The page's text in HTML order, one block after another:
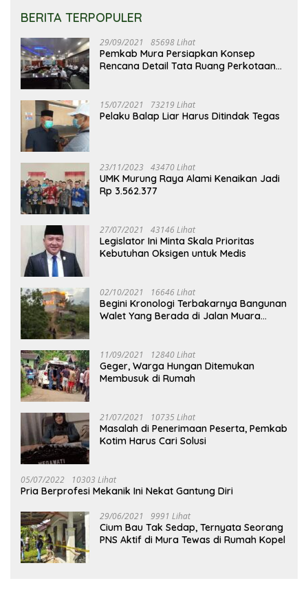
BERITA TERPOPULER
29/09/2021 85698 Lihat
Pemkab Mura Persiapkan Konsep
Rencana Detail Tata Ruang Perkotaan
15/07/2021 73219 Lihat
Pelaku Balap Liar Harus Ditindak Tegas
23/11/2023 43470 Lihat
UMK Murung Raya Alami Kenaikan Jadi
Rp 3.562.377
27/07/2021 43146 Lihat
Legislator Ini Minta Skala Prioritas
Kebutuhan Oksigen untuk Medis
02/10/2021 16646 Lihat
Begini Kronologi Terbakarnya Bangunan
Walet Yang Berada di Jalan Muara
11/09/2021 12840 Lihat
Geger, Warga Hungan Ditemukan
Membusuk di Rumah
21/07/2021 10735 Lihat
Masalah di Penerimaan Peserta, Pemkab
Kotim Harus Cari Solusi
05/07/2022 10303 Lihat
Pria Berprofesi Mekanik Ini Nekat Gantung Diri
29/06/2021 9991 Lihat
Cium Bau Tak Sedap, Ternyata Seorang
PNS Aktif di Mura Tewas di Rumah Kopel